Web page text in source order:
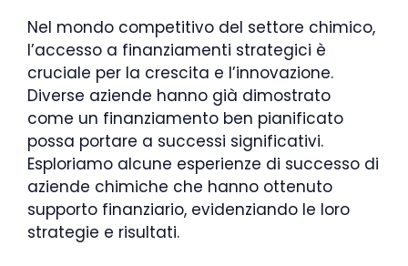
Nel mondo competitivo del settore chimico,
l’accesso a finanziamenti strategici è
cruciale per la crescita e l’innovazione.
Diverse aziende hanno già dimostrato
come un finanziamento ben pianificato
possa portare a successi significativi.
Esploriamo alcune esperienze di successo di
aziende chimiche che hanno ottenuto
supporto finanziario, evidenziando le loro
strategie e risultati.